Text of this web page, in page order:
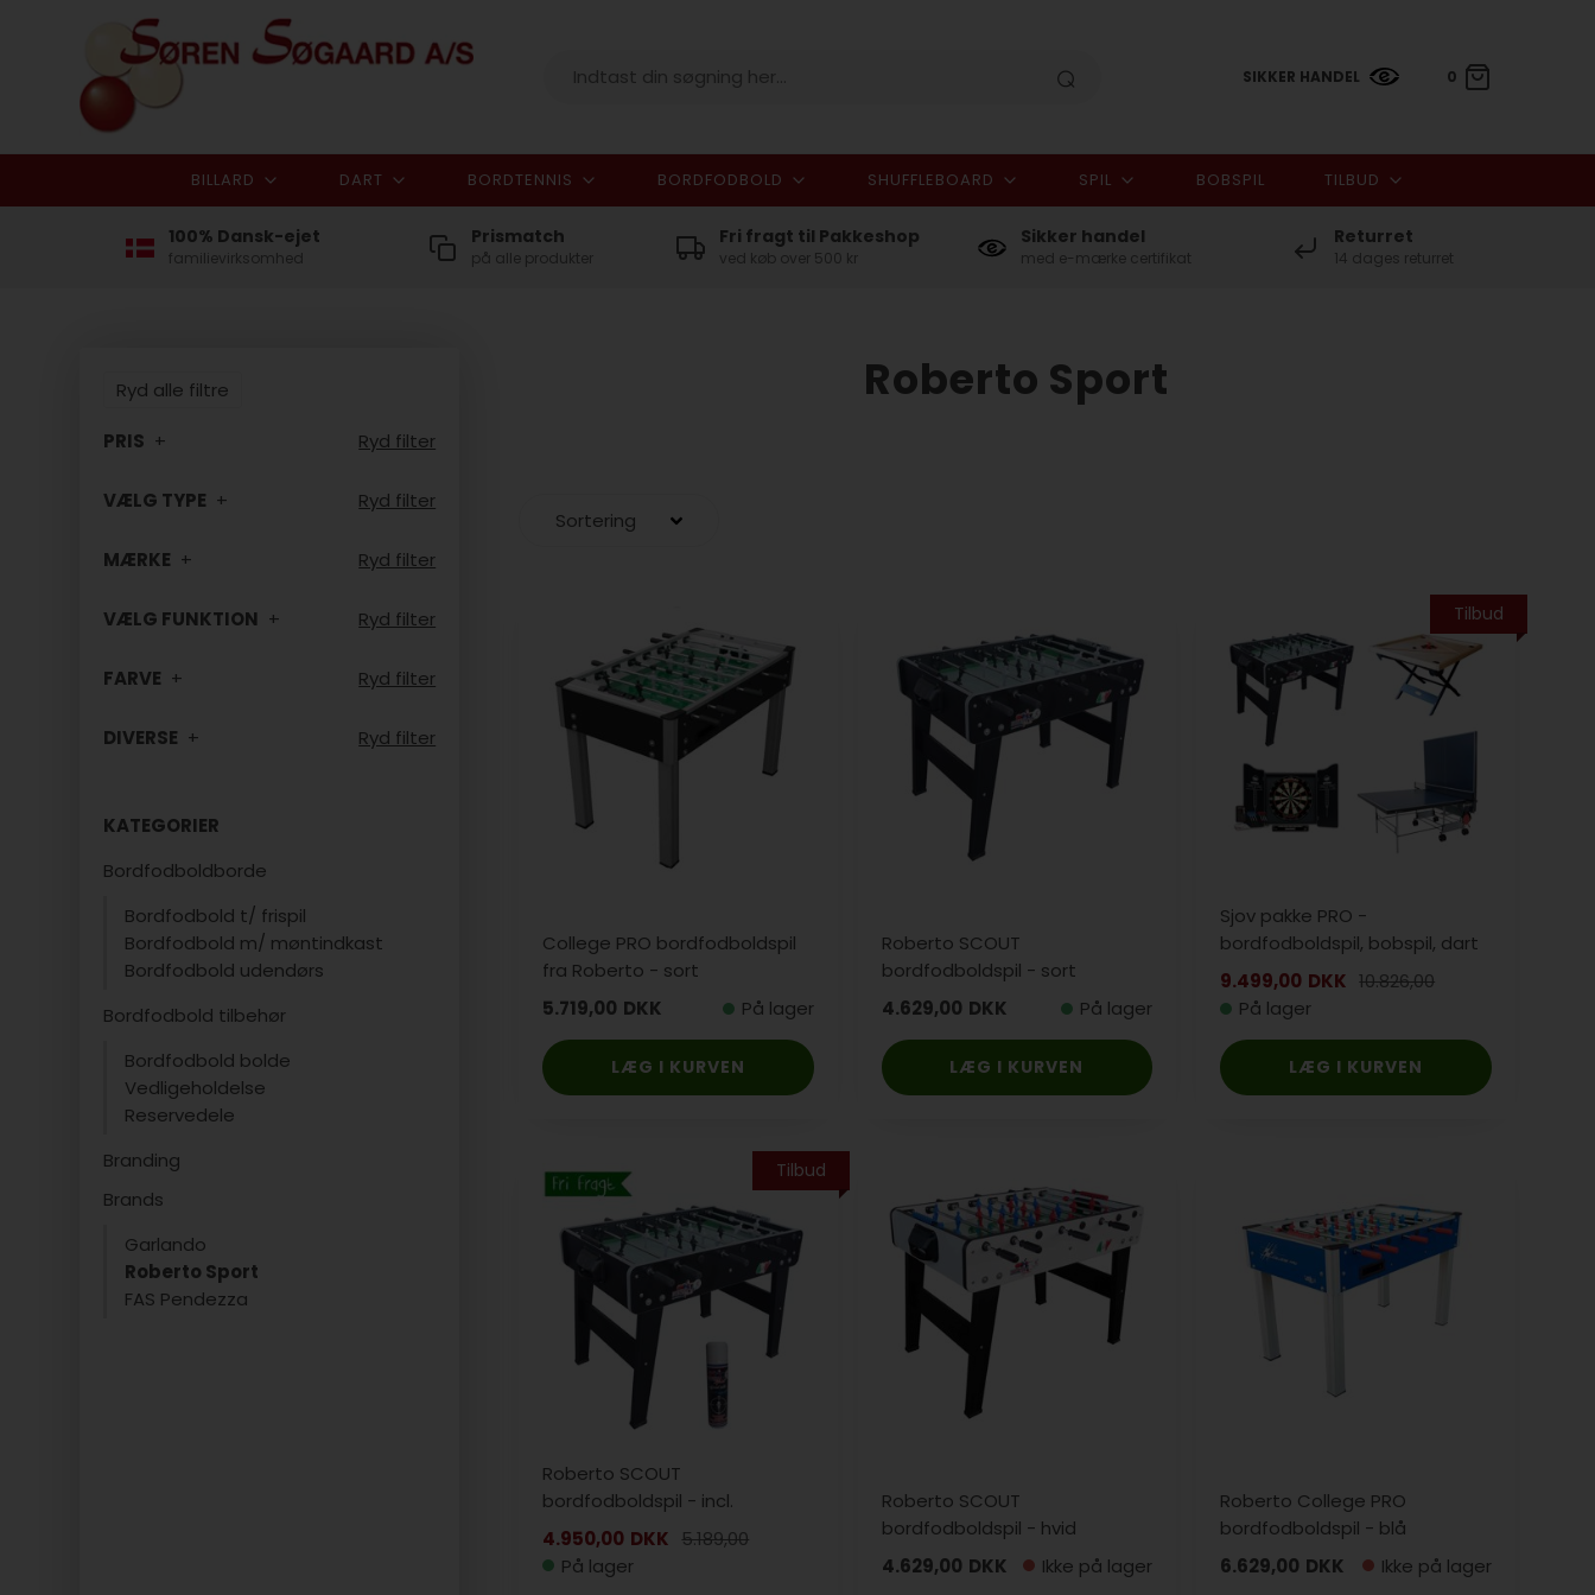
SIKKER HANDEL 0
I alt 0,00 DKK
BILLARD DART BORDTENNIS BORDFODBOLD SHUFFLEBOARD SPIL BOBSPIL TILBUD
100% Dansk-ejet
familievirksomhed
Prismatch
på alle produkter
Fri fragt til Pakkeshop
ved køb over 500 kr
Sikker handel
med e-mærke certifikat
Returret
14 dages returret
Ryd alle filtre
PRIS Ryd filter
VÆLG TYPE Ryd filter
MÆRKE Ryd filter
VÆLG FUNKTION Ryd filter
FARVE Ryd filter
DIVERSE Ryd filter
KATEGORIER
Bordfodboldborde
Bordfodbold t/ frispil
Bordfodbold m/ møntindkast
Bordfodbold udendørs
Bordfodbold tilbehør
Bordfodbold bolde
Vedligeholdelse
Reservedele
Branding
Brands
Garlando
Roberto Sport
FAS Pendezza
Roberto Sport
College PRO bordfodboldspil
fra Roberto - sort
5.719,00 DKK På lager
Roberto SCOUT
bordfodboldspil - sort
4.629,00 DKK På lager
Tilbud
Sjov pakke PRO -
bordfodboldspil, bobspil, dart
og bordtennis incl. tilbehør
9.499,00 DKK 10.826,00
På lager
Tilbud
Roberto SCOUT
bordfodboldspil - incl.
Silikonespray
4.950,00 DKK 5.189,00
På lager
Roberto SCOUT
bordfodboldspil - hvid
4.629,00 DKK Ikke på lager
Roberto College PRO
bordfodboldspil - blå
6.629,00 DKK Ikke på lager